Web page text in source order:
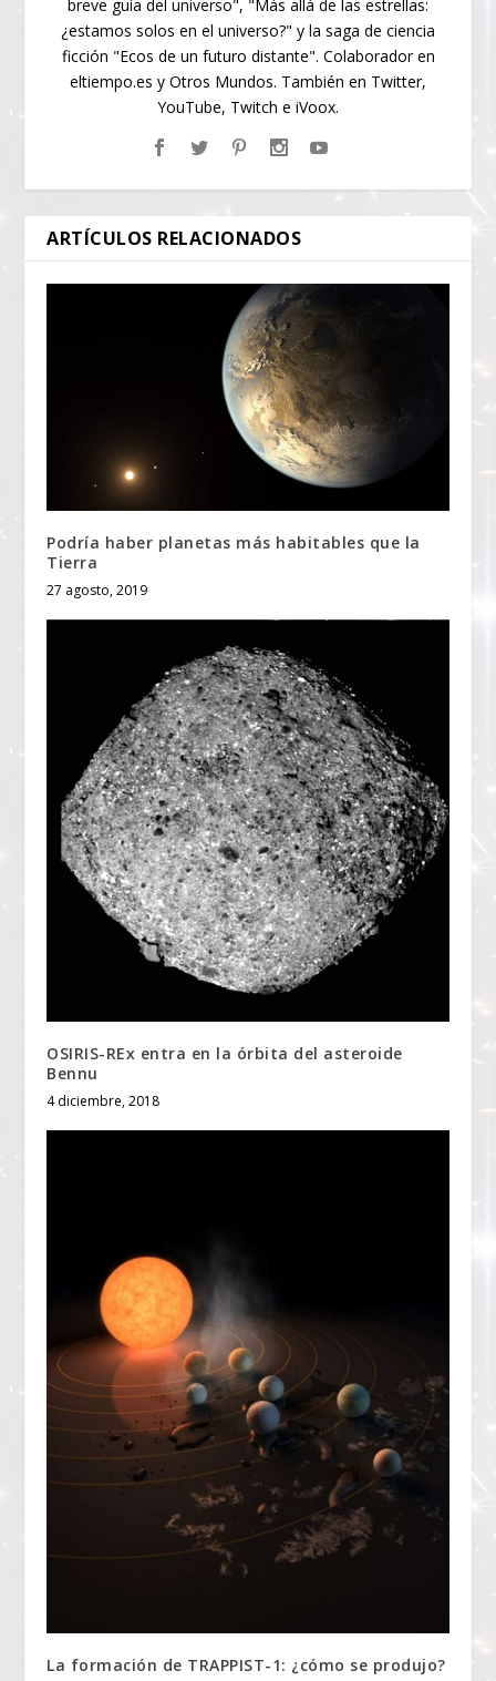
breve guía del universo", "Más allá de las estrellas:
¿estamos solos en el universo?" y la saga de ciencia
ficción "Ecos de un futuro distante". Colaborador en
eltiempo.es y Otros Mundos. También en Twitter,
YouTube, Twitch e iVoox.
ARTÍCULOS RELACIONADOS
Podría haber planetas más habitables que la
Tierra
27 agosto, 2019
OSIRIS-REx entra en la órbita del asteroide
Bennu
4 diciembre, 2018
La formación de TRAPPIST-1: ¿cómo se produjo?